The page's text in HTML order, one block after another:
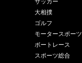
大相撲
ゴルフ
モータースポーツ
ボートレース
スポーツ総合